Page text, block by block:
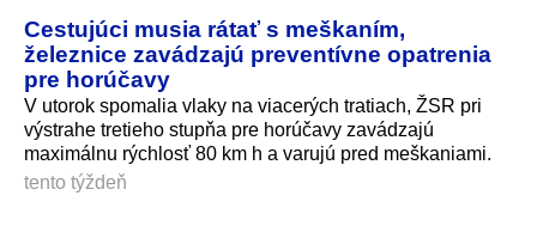
Cestujúci musia rátať s meškaním,
železnice zavádzajú preventívne opatrenia
pre horúčavy
V utorok spomalia vlaky na viacerých tratiach, ŽSR pri
výstrahe tretieho stupňa pre horúčavy zavádzajú
maximálnu rýchlosť 80 km h a varujú pred meškaniami.
tento týždeň